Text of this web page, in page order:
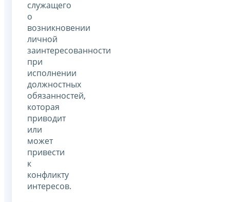
служащего
о
возникновении
личной
заинтересованности
при
исполнении
должностных
обязанностей,
которая
приводит
или
может
привести
к
конфликту
интересов.